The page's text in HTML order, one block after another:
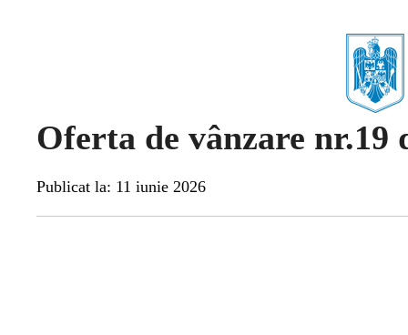
Oferta de vânzare nr.19
Publicat la: 11 iunie 2026